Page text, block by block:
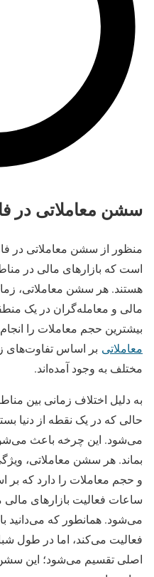
سشن‌ معاملاتی
منظور از سشن معاملاتی در
است که بازارهای مالی در
هستند. هر سشن معاملاتی،
مالی و معامله‌گران در یک
بیشترین حجم معاملات را
معاملاتی بر اساس تفاوت‌های
مختلف به وجود آمده‌اند.
به دلیل اختلاف زمانی بین
حالی که در یک نقطه از دنیا
می‌شود. این چرخه باعث
بماند. هر سشن معاملاتی،
و حجم معاملات را دارد که
ساعات فعالیت بازارهای مالی
فعالیت می‌کند، اما در طول
اصلی تقسیم می‌شود؛ این سشن